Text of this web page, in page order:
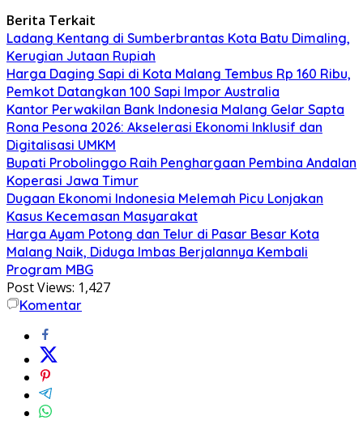
Berita Terkait
Ladang Kentang di Sumberbrantas Kota Batu Dimaling,
Kerugian Jutaan Rupiah
Harga Daging Sapi di Kota Malang Tembus Rp 160 Ribu,
Pemkot Datangkan 100 Sapi Impor Australia
Kantor Perwakilan Bank Indonesia Malang Gelar Sapta
Rona Pesona 2026: Akselerasi Ekonomi Inklusif dan
Digitalisasi UMKM
Bupati Probolinggo Raih Penghargaan Pembina Andalan
Koperasi Jawa Timur
Dugaan Ekonomi Indonesia Melemah Picu Lonjakan
Kasus Kecemasan Masyarakat
Harga Ayam Potong dan Telur di Pasar Besar Kota
Malang Naik, Diduga Imbas Berjalannya Kembali
Program MBG
Post Views: 1,427
Komentar